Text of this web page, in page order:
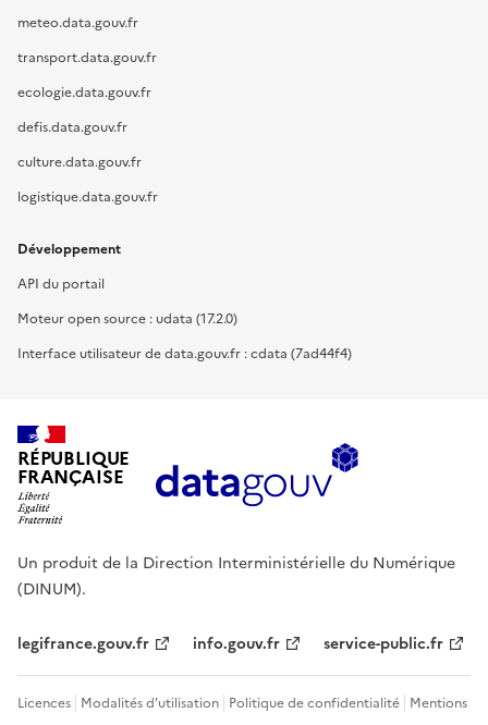
meteo.data.gouv.fr
transport.data.gouv.fr
ecologie.data.gouv.fr
defis.data.gouv.fr
culture.data.gouv.fr
logistique.data.gouv.fr
Développement
API du portail
Moteur open source : udata (17.2.0)
Interface utilisateur de data.gouv.fr : cdata (7ad44f4)
RÉPUBLIQUE
FRANÇAISE
Un produit de la Direction Interministérielle du Numérique
(DINUM).
legifrance.gouv.fr info.gouv.fr service-public.fr
Licences Modalités d'utilisation Politique de confidentialité Mentions